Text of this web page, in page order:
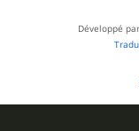
Développé par